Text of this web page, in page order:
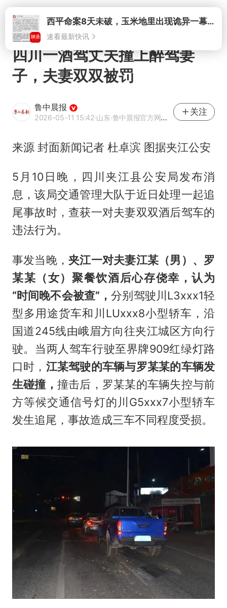
打开西平命案8天未破，玉米地里出现诡异一幕，我突然想起了欧金中
速看最新快讯
四川一酒驾丈夫撞上醉驾妻
子，夫妻双双被罚
鲁中晨报
2026-05-11 15:42·山东·鲁中晨报官方网易号
关注
来源 封面新闻记者 杜卓滨 图据夹江公安
5月10日晚，四川夹江县公安局发布消
息，该局交通管理大队于近日处理一起追
尾事故时，查获一对夫妻双双酒后驾车的
违法行为。
事发当晚，夹江一对夫妻江某（男）、罗
某某（女）聚餐饮酒后心存侥幸，认为
“时间晚不会被查”，分别驾驶川L3xxx1轻
型多用途货车和川LUxxx8小型轿车，沿
国道245线由峨眉方向往夹江城区方向行
驶。当两人驾车行驶至界牌909红绿灯路
口时， 江某驾驶的车辆与罗某某的车辆发
生碰撞， 撞击后，罗某某的车辆失控与前
方等候交通信号灯的川G5xxx7小型轿车
发生追尾，事故造成三车不同程度受损。